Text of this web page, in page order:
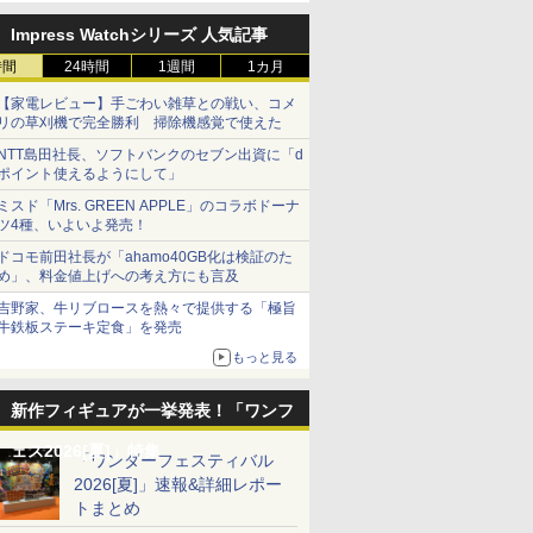
Impress Watchシリーズ 人気記事
24時間 1週間 1カ月
家電レビュー】手ごわい雑草との戦い、コメ
の草刈機で完全勝利 掃除機感覚で使えた
島田社長、ソフトバンクのセブン出資に「d
イント使えるようにして」
スド「Mrs. GREEN APPLE」のコラボドーナ
4種、いよいよ発売！
コモ前田社長が「ahamo40GB化は検証のた
」、料金値上げへの考え方にも言及
野家、牛リブロースを熱々で提供する「極旨
鉄板ステーキ定食」を発売
もっと見る
新作フィギュアが一挙発表！「ワンフ
ェス2026[夏]」特集「ワンダーフェスティバル
2026[夏]」速報&詳細レポー
トまとめ